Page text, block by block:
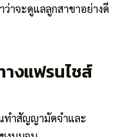
าจะดูแลลูกสาขาอย่างดี
างแฟรนไชส์
ทำสัญญามัดจำและ